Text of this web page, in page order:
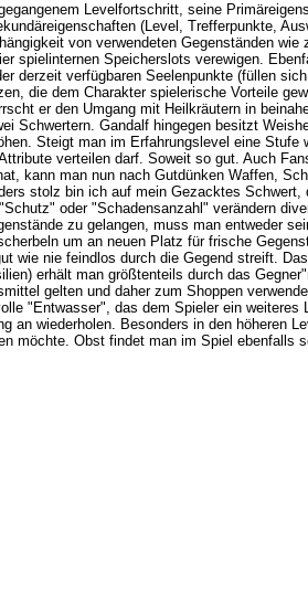
Levelfortschritt, seine
(Level, Trefferpunkte,
von verwendeten Gegenständen wie
spielinternen Speicherslots verewigen.
derzeit verfügbaren Seelenpunkte (füllen
die dem Charakter spielerische Vorteile
er den Umgang mit Heilkräutern in
Schwertern. Gandalf hingegen besitzt
Steigt man im Erfahrungslevel eine Stufe
verteilen darf. Soweit so gut. Auch
kann man nun nach Gutdünken Waffen,
stolz bin ich auf mein Gezacktes Schwert,
oder "Schadensanzahl" verändern
zu gelangen, muss man entweder
um an neuen Platz für frische
wie nie feindlos durch die Gegend streift.
erhält man größtenteils durch das
gelten und daher zum Shoppen
"Entwasser", das dem Spieler ein weiteres
an wiederholen. Besonders in den höheren
möchte. Obst findet man im Spiel ebenfalls